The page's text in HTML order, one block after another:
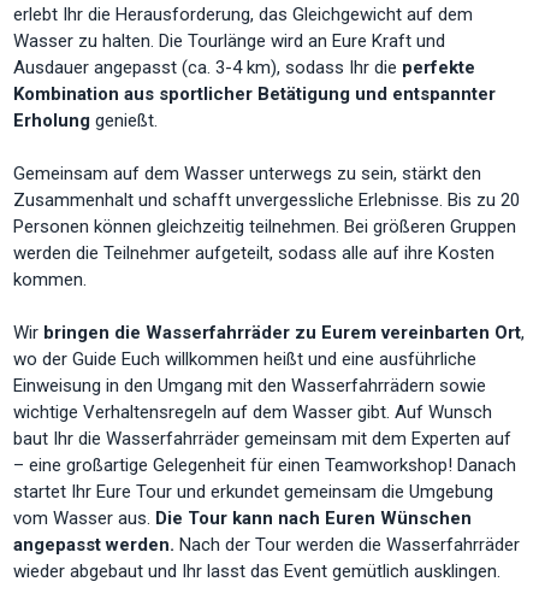
erlebt Ihr die Herausforderung, das Gleichgewicht auf dem
Wasser zu halten. Die Tourlänge wird an Eure Kraft und
Ausdauer angepasst (ca. 3-4 km), sodass Ihr die perfekte
Kombination aus sportlicher Betätigung und entspannter
Erholung genießt.
Gemeinsam auf dem Wasser unterwegs zu sein, stärkt den
Zusammenhalt und schafft unvergessliche Erlebnisse. Bis zu 20
Personen können gleichzeitig teilnehmen. Bei größeren Gruppen
werden die Teilnehmer aufgeteilt, sodass alle auf ihre Kosten
kommen.
Wir bringen die Wasserfahrräder zu Eurem vereinbarten Ort,
wo der Guide Euch willkommen heißt und eine ausführliche
Einweisung in den Umgang mit den Wasserfahrrädern sowie
wichtige Verhaltensregeln auf dem Wasser gibt. Auf Wunsch
baut Ihr die Wasserfahrräder gemeinsam mit dem Experten auf
– eine großartige Gelegenheit für einen Teamworkshop! Danach
startet Ihr Eure Tour und erkundet gemeinsam die Umgebung
vom Wasser aus. Die Tour kann nach Euren Wünschen
angepasst werden.Nach der Tour werden die Wasserfahrräder
wieder abgebaut und Ihr lasst das Event gemütlich ausklingen.